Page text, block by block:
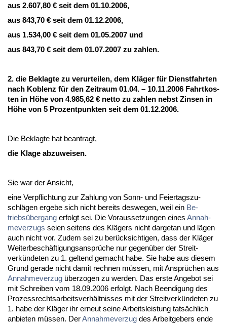
aus 2.607,80 € seit dem 01.10.2006,
aus 843,70 € seit dem 01.12.2006,
aus 1.534,00 € seit dem 01.05.2007 und
aus 843,70 € seit dem 01.07.2007 zu zah­len.
2. die Be­klag­te zu ver­ur­tei­len, dem Kläger für Dienst­fahr­ten
nach Ko­blenz für den Zeit­raum 01.04. – 10.11.2006 Fahrt­kos­
ten in Höhe von 4.985,62 € net­to zu zah­len nebst Zin­sen in
Höhe von 5 Pro­zent­punk­ten seit dem 01.12.2006.
Die Be­klag­te hat be­an­tragt,
die Kla­ge ab­zu­wei­sen.
Sie war der An­sicht,
ei­ne Ver­pflich­tung zur Zah­lung von Sonn- und Fei­er­tags­zu­
schlägen er­ge­be sich nicht be­reits des­we­gen, weil ein Be­
triebsüber­gang er­folgt sei. Die Vor­aus­set­zun­gen ei­nes An­nah­
me­ver­zugs sei­en sei­tens des Klägers nicht dar­ge­tan und lägen
auch nicht vor. Zu­dem sei zu berück­sich­ti­gen, dass der Kläger
Wei­ter­beschäfti­gungs­ansprüche nur ge­genüber der Streit­
verkünde­ten zu 1. gel­tend ge­macht ha­be. Sie ha­be aus die­sem
Grund ge­ra­de nicht da­mit rech­nen müssen, mit Ansprüchen aus
An­nah­me­ver­zug über­zo­gen zu wer­den. Das ers­te An­ge­bot sei
mit Schrei­ben vom 18.09.2006 er­folgt. Nach Be­en­di­gung des
Pro­zess­rechts­ar­beits­verhält­nis­ses mit der Streit­verkünde­ten zu
1. ha­be der Kläger ihr er­neut sei­ne Ar­beits­leis­tung tatsächlich
an­bie­ten müssen. DerAn­nah­me­ver­zug des Ar­beit­ge­bers en­de